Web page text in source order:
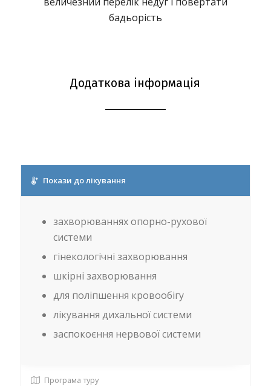
бадьорість
Додаткова інформація
Покази до лікування
захворюваннях опорно-рухової
системи
гінекологічні захворювання
шкірні захворювання
для поліпшення кровообігу
лікування дихальної системи
заспокоєння нервової системи
Програма туру